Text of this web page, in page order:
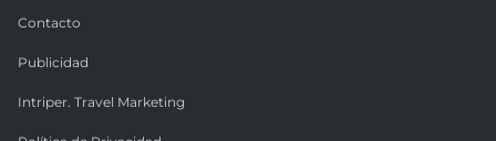
Contacto
Publicidad
Intriper. Travel Marketing